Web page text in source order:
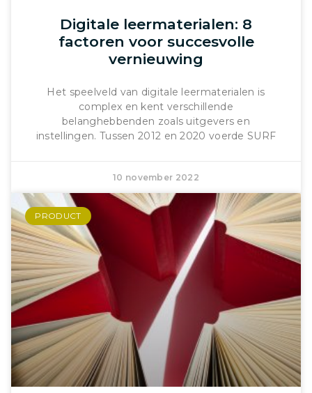
Digitale leermaterialen: 8
factoren voor succesvolle
vernieuwing
Het speelveld van digitale leermaterialen is
complex en kent verschillende
belanghebbenden zoals uitgevers en
instellingen. Tussen 2012 en 2020 voerde SURF
10 november 2022
PRODUCT